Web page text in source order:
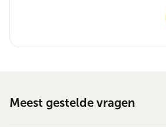
Meest gestelde vragen